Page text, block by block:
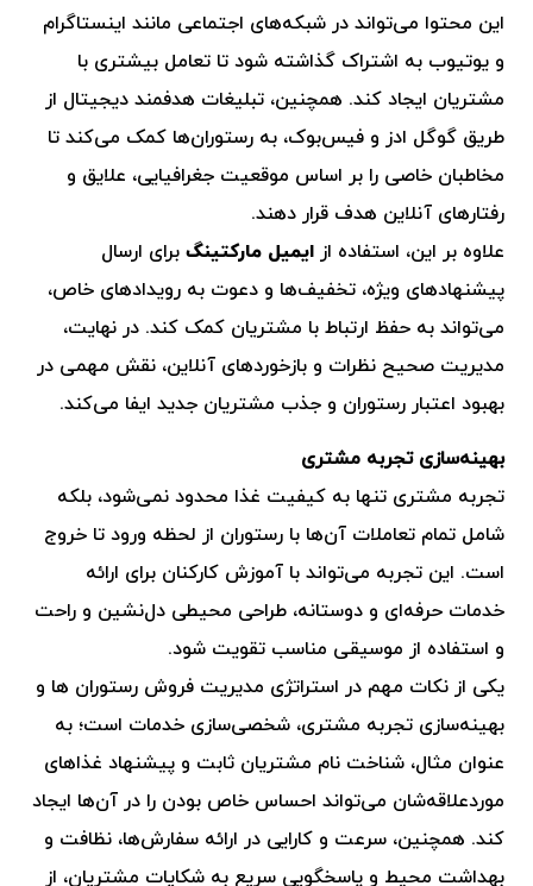
این محتوا می‌تواند در شبکه‌های اجتماعی مانند اینستاگرام
و یوتیوب به اشتراک گذاشته شود تا تعامل بیشتری با
مشتریان ایجاد کند. همچنین، تبلیغات هدفمند دیجیتال از
طریق گوگل ادز و فیس‌بوک، به رستوران‌ها کمک می‌کند تا
مخاطبان خاصی را بر اساس موقعیت جغرافیایی، علایق و
رفتارهای آنلاین هدف قرار دهند.
علاوه بر این، استفاده از ایمیل مارکتینگ برای ارسال
پیشنهادهای ویژه، تخفیف‌ها و دعوت به رویدادهای خاص،
می‌تواند به حفظ ارتباط با مشتریان کمک کند. در نهایت،
مدیریت صحیح نظرات و بازخوردهای آنلاین، نقش مهمی در
بهبود اعتبار رستوران و جذب مشتریان جدید ایفا می‌کند.
بهینه‌سازی تجربه مشتری
تجربه مشتری تنها به کیفیت غذا محدود نمی‌شود، بلکه
شامل تمام تعاملات آن‌ها با رستوران از لحظه ورود تا خروج
است. این تجربه می‌تواند با آموزش کارکنان برای ارائه
خدمات حرفه‌ای و دوستانه، طراحی محیطی دل‌نشین و راحت
و استفاده از موسیقی مناسب تقویت شود.
یکی از نکات مهم در استراتژی مدیریت فروش رستوران ها و
بهینه‌سازی تجربه مشتری، شخصی‌سازی خدمات است؛ به
عنوان مثال، شناخت نام مشتریان ثابت و پیشنهاد غذاهای
موردعلاقه‌شان می‌تواند احساس خاص بودن را در آن‌ها ایجاد
کند. همچنین، سرعت و کارایی در ارائه سفارش‌ها، نظافت و
بهداشت محیط و پاسخگویی سریع به شکایات مشتریان، از